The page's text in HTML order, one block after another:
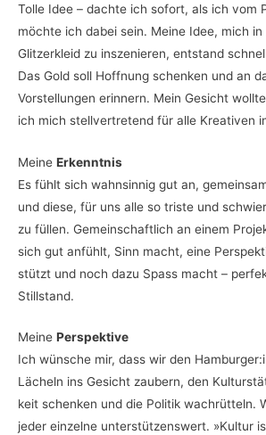
Tol­le Idee – dach­te ich sofort, als ich vom
möch­te ich dabei sein. Mei­ne Idee, mich in
Glit­zer­kleid zu insze­nie­ren, ent­stand
Das Gold soll Hoff­nung schen­ken und an
Vor­stel­lun­gen erin­nern. Mein Gesicht
ich mich stell­ver­tre­tend für alle Krea­ti­ven
Mei­ne Erkenntnis
Es fühlt sich wahn­sin­nig gut an,
und die­se, für uns alle so tris­te und
zu fül­len. Gemein­schaft­lich an einem
sich gut anfühlt, Sinn macht, eine
stützt und noch dazu Spass macht –
Stillstand.
Mei­ne Perspektive
Ich wün­sche mir, dass wir den
Lächeln ins Gesicht zau­bern, den
keit schen­ken und die Poli­tik wach­rüt­teln.
jeder ein­zel­ne unter­stüt­zens­wert. »Kul­tur